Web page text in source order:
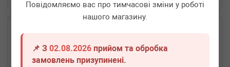
Повідомляємо вас про тимчасові зміни у роботі
нашого магазину.
📌 З02.08.2026 прийом та обробка
замовлень призупинені.